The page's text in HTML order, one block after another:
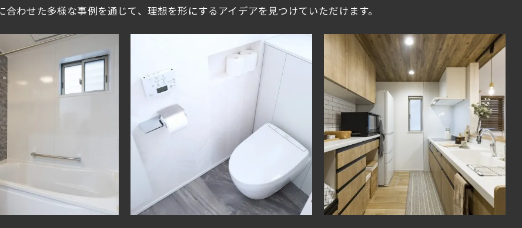
わせた多様な事例を通じて、理想を形にするアイデアを見つけていただけます。